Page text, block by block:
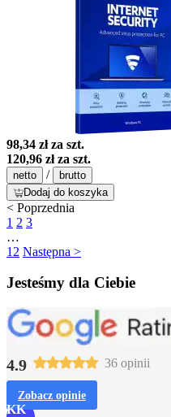
98,34 złza szt.
120,96 złza szt.
netto /
brutto
Dodaj do koszyka
< Poprzednia
1 2 3
…
12 Następna >
Jesteśmy dla Ciebie
4.9 36 opinii
Zobacz opinie
KK